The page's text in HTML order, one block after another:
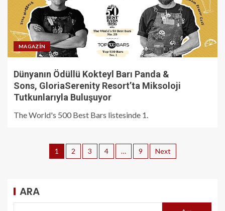
MAGAZIN
Dünyanın Ödüllü Kokteyl Barı Panda &
Sons, GloriaSerenity Resort’ta Miksoloji
Tutkunlarıyla Buluşuyor
The World's 500 Best Bars listesinde 1.
1 2 3 4 … 9 Next
ARA